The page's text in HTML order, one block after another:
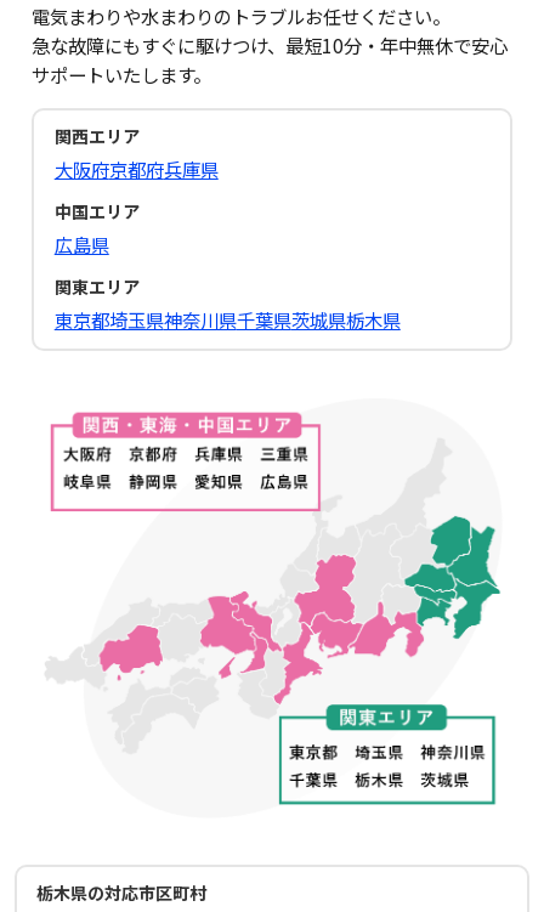
電気まわりや水まわりのトラブルお任せください。
急な故障にもすぐに駆けつけ、最短10分・年中無休で安心
サポートいたします。
関西エリア
大阪府京都府兵庫県
中国エリア
広島県
関東エリア
東京都埼玉県神奈川県千葉県茨城県栃木県
栃木県の対応市区町村